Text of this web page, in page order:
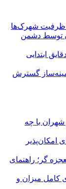
ظرفیت شهرک‌ها
توسط دشمن
ابتدایی
گسترش
شهران با چه
امکان‌پذیر
گر؛ راهنمای
کامل میزان و